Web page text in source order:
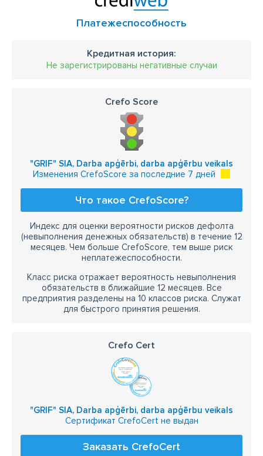
Платежеспособность
Кредитная история:
Не зарегистрированы негативные случаи
Crefo Score
"GRIF" SIA, Darba apģērbi, darba apģērbu veikals
Изменения CrefoScore за последние 7 дней
Что такое CrefoScore?
Индекс для оценки вероятности рисков дефолта
(невыполнения денежных обязательств) в течение 12
месяцев. Чем больше CrefoScore, тем выше риск
неплатежеспособности.
Класс риска отражает вероятность невыполнения
обязательств в ближайшие 12 месяцев. Все
предприятия разделены на 10 классов риска. Служат
для быстрого принятия решения.
Crefo Cert
"GRIF" SIA, Darba apģērbi, darba apģērbu veikals
Сертификат CrefoCert не выдан
Заказать CrefoCert